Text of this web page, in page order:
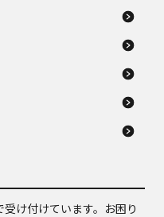
け付けています。お困り